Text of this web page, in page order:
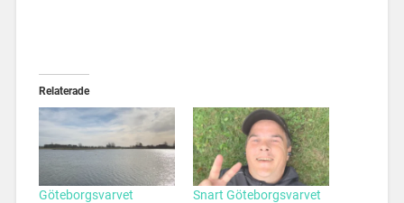
Relaterade
Göteborgsvarvet
Snart Göteborgsvarvet